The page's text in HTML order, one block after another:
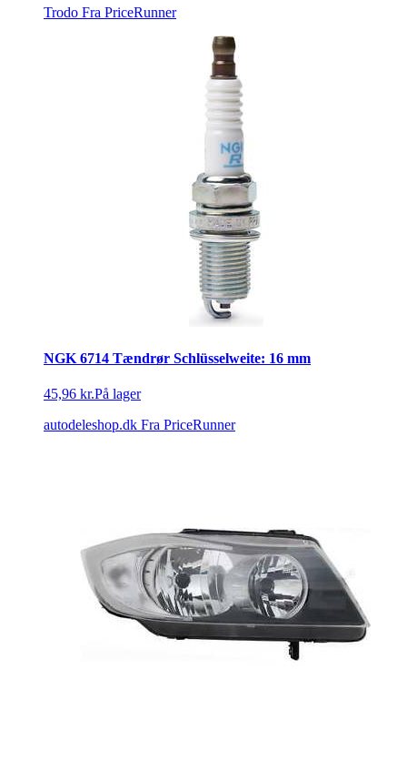
Trodo Fra PriceRunner
NGK 6714 Tændrør Schlüsselweite: 16 mm
45,96 kr.På lager
autodeleshop.dk Fra PriceRunner